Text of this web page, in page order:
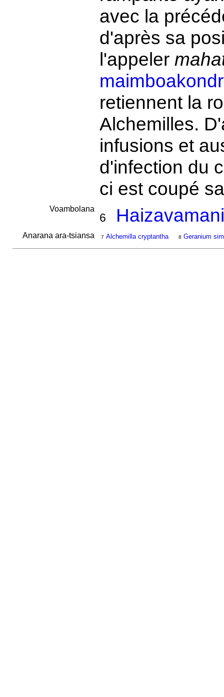
avec la
d'après sa
l'appeler
retiennent la
Alchemilles.
infusions et
d'infection du
ci est coupé
Voambolana
6
Anarana ara-tsiansa 7 Alchemilla cryptantha 8 Geranium